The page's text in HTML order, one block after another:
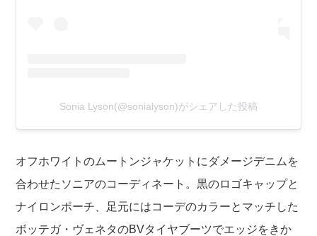
Sonia Lyson(@sonialyson)がシェアした投稿
オフホワイトのムートンジャケットにダメージデニムを
合わせたソニアのコーディネート。黒のロゴキャップと
ナイロンポーチ、足元にはコーデのカラーとマッチした
ボッテガ・ヴェネタのBVタイヤブーツでエッジをきか